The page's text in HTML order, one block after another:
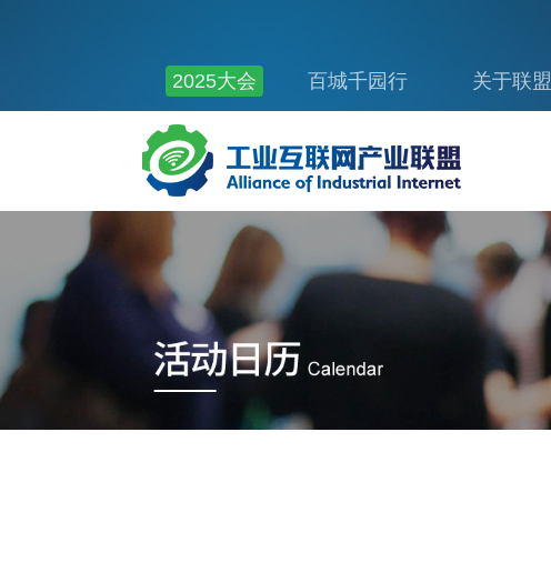
2025大会 百城千园行 关于联盟